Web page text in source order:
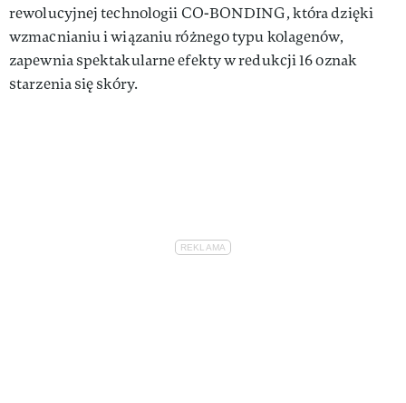
rewolucyjnej technologii CO-BONDING, która dzięki
wzmacnianiu i wiązaniu różnego typu kolagenów,
zapewnia spektakularne efekty w redukcji 16 oznak
starzenia się skóry.